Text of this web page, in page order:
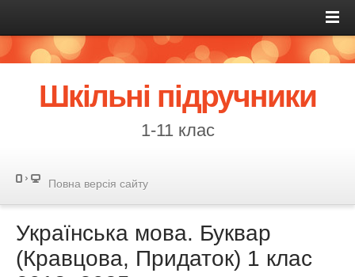
Шкільні підручники
1-11 клас
Повна версія сайту
Українська мова. Буквар
(Кравцова, Придаток) 1 клас